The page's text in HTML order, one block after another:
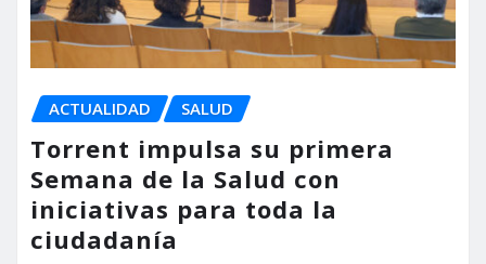
ACTUALIDAD SALUD
Torrent impulsa su primera
Semana de la Salud con
iniciativas para toda la
ciudadanía